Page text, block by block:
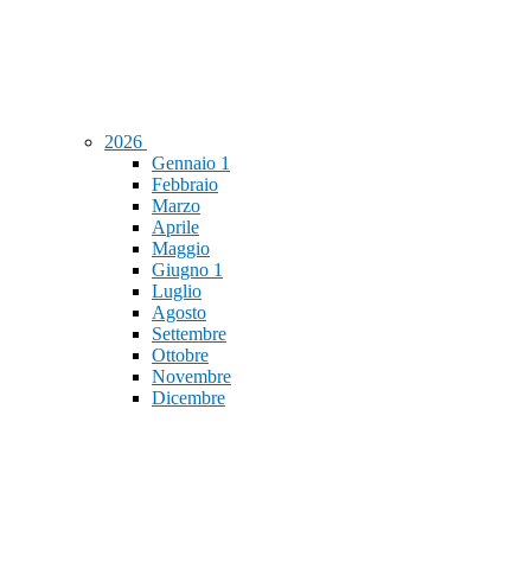
2026
Gennaio 1
Febbraio
Marzo
Aprile
Maggio
Giugno 1
Luglio
Agosto
Settembre
Ottobre
Novembre
Dicembre